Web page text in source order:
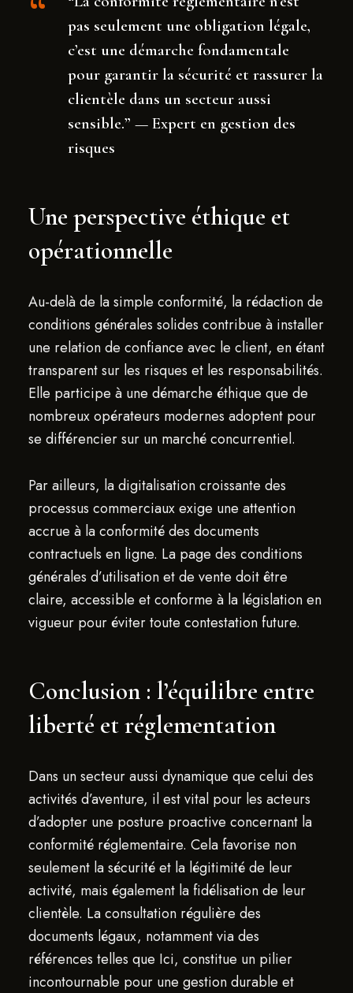
pas seulement une obligation légale,
c’est une démarche fondamentale
pour garantir la sécurité et rassurer la
clientèle dans un secteur aussi
sensible.” — Expert en gestion des
risques
Une perspective éthique et
opérationnelle
Au-delà de la simple conformité, la rédaction de
conditions générales solides contribue à installer
une relation de confiance avec le client, en étant
transparent sur les risques et les responsabilités.
Elle participe à une démarche éthique que de
nombreux opérateurs modernes adoptent pour
se différencier sur un marché concurrentiel.
Par ailleurs, la digitalisation croissante des
processus commerciaux exige une attention
accrue à la conformité des documents
contractuels en ligne. La page des conditions
générales d’utilisation et de vente doit être
claire, accessible et conforme à la législation en
vigueur pour éviter toute contestation future.
Conclusion : l’équilibre entre
liberté et réglementation
Dans un secteur aussi dynamique que celui des
activités d’aventure, il est vital pour les acteurs
d’adopter une posture proactive concernant la
conformité réglementaire. Cela favorise non
seulement la sécurité et la légitimité de leur
activité, mais également la fidélisation de leur
clientèle. La consultation régulière des
documents légaux, notamment via des
références telles que Ici, constitue un pilier
incontournable pour une gestion durable et